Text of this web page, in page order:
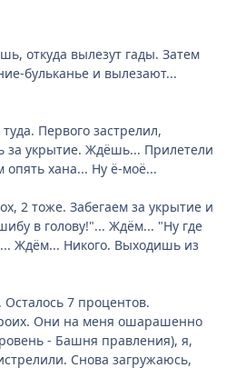
откуда вылезут гады. Затем
бульканье и вылезают...
Первого застрелил,
за укрытие. Ждёшь... Прилетели
хана... Ну ё-моё...
2 тоже. Забегаем за укрытие и
в голову!"... Ждём... "Ну где
Ждём... Никого. Выходишь из
7 процентов.
Они на меня ошарашенно
- Башня правления), я,
Снова загружаюсь,